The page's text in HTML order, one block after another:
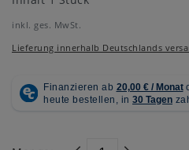
inkl. ges. MwSt.
Lieferung innerhalb Deutschlands